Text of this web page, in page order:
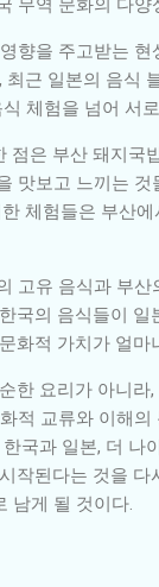
향을 주고받는
최근 일본의 음식
체험을 넘어 서
맛보고 느끼는
체험들은 부산
고유 음식과 부
국의 음식들이
화적 가치가 얼마
한 요리가 아니
적 교류와 이해
국과 일본, 더
작된다는 것을
남게 될 것이다.